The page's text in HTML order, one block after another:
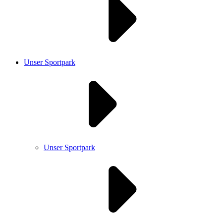
Unser Sportpark
Unser Sportpark